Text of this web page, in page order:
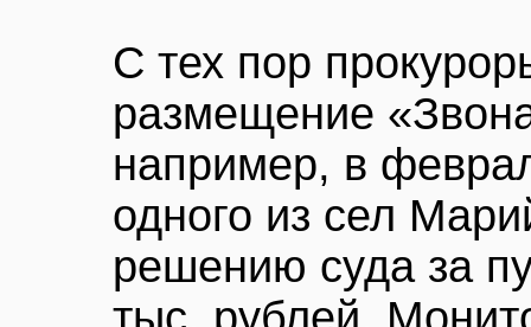
С тех пор
размещение
например, в
одного из сел
решению суда за